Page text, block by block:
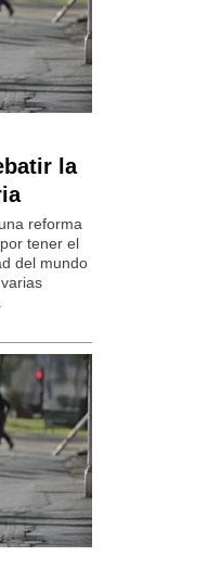
la
reforma
tener el
del mundo